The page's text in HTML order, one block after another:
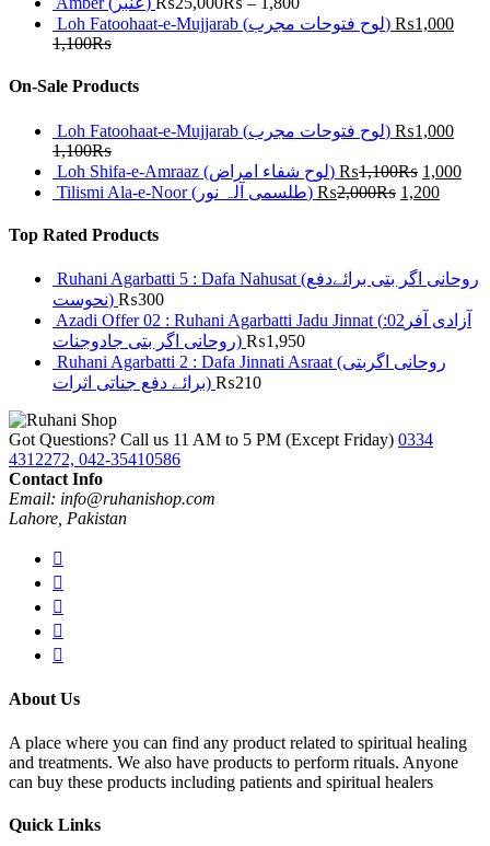
Loh Fatoohaat-e-Mujjarab (لوح فتوحات مجرب) ₨1,000
₨
1,100
On-Sale Products
Loh Fatoohaat-e-Mujjarab (لوح فتوحات مجرب) ₨1,000
₨
1,100
Loh Shifa-e-Amraaz (لوح شفاء امراض) ₨ 1,000
₨
1,100
Tilismi Ala-e-Noor (طلسمی آلہ نور) ₨ 1,200
₨
2,000
Top Rated Products
Ruhani Agarbatti 5 : Dafa Nahusat (روحانی اگر بتی برائےدفع
نحوست) ₨300
Azadi Offer 02 : Ruhani Agarbatti Jadu Jinnat (آزادی آفر02:
روحانی اگر بتی جادوجنات) ₨1,950
Ruhani Agarbatti 2 : Dafa Jinnati Asraat (روحانی اگربتی
برائے دفع جناتی اثرات) ₨210
Got Questions? Call us 11 AM to 5 PM (Except Friday) 0334
4312272, 042-35410586
Contact Info
Email: info@ruhanishop.com
Lahore, Pakistan
About Us
A place where you can find any product related to spiritual healing
and treatments. We also have products to perform rituals. Anyone
can buy these products including patients and spiritual healers
Quick Links